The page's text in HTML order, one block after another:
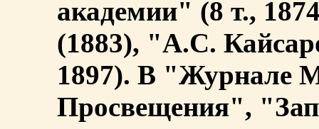
академии" (8 т.,
(1883), "А.С.
1897). В "Журнале
Просвещения",